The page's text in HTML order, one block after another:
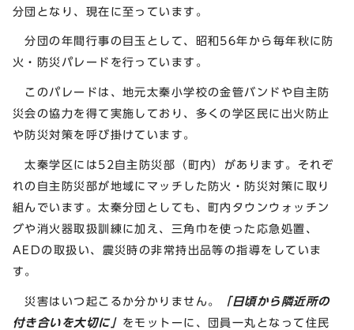
分団となり、現在に至っています。
分団の年間行事の目玉として、昭和56年から毎年秋に防
火・防災パレードを行っています。
このパレードは、地元太秦小学校の金管バンドや自主防
災会の協力を得て実施しており、多くの学区民に出火防止
や防災対策を呼び掛けています。
太秦学区には52自主防災部（町内）があります。それぞ
れの自主防災部が地域にマッチした防火・防災対策に取り
組んでいます。太秦分団としても、町内タウンウォッチン
グや消火器取扱訓練に加え、三角巾を使った応急処置、
AEDの取扱い、震災時の非常持出品等の指導をしていま
す。
災害はいつ起こるか分かりません。
「日頃から隣近所の
付き合いを大切に」 をモットーに、団員一丸となって住民